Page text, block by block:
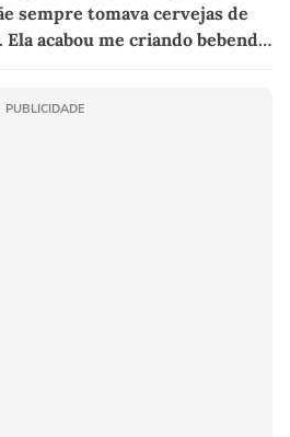
sempre tomava cervejas de
Ela acabou me criando bebendo
PUBLICIDADE